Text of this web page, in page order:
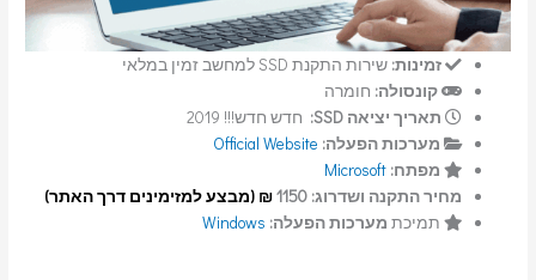
זמינות: שירות התקנת SSD למחשב זמין במלאי
קונסולה: חומרה
תאריך יציאה SSD:
חדש חדש!!! 2019
מערכות הפעלה: Official Website
מפתח: Microsoft
מחיר התקנה ושדרוג: 1150
₪ (מבצע למזימינים דרך האתר)
תמיכת מערכות הפעלה: Windows